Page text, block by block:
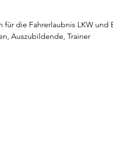
für die Fahrerlaubnis LKW und
Auszubildende, Trainer